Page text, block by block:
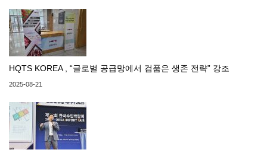
HQTS KOREA , “글로벌 공급망에서 검품은 생존 전략” 강조
2025-08-21